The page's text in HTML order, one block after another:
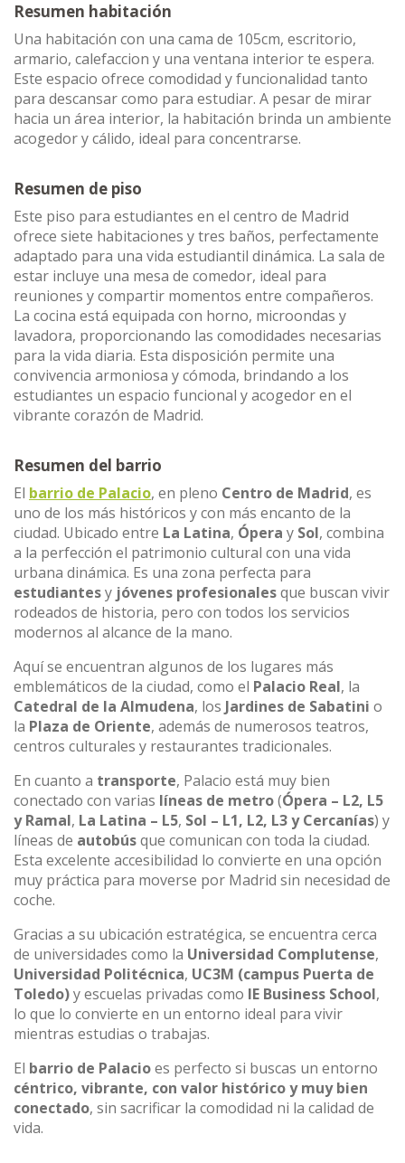
Resumen habitación
Una habitación con una cama de 105cm, escritorio,
armario, calefaccion y una ventana interior te espera.
Este espacio ofrece comodidad y funcionalidad tanto
para descansar como para estudiar. A pesar de mirar
hacia un área interior, la habitación brinda un ambiente
acogedor y cálido, ideal para concentrarse.
Resumen de piso
Este piso para estudiantes en el centro de Madrid
ofrece siete habitaciones y tres baños, perfectamente
adaptado para una vida estudiantil dinámica. La sala de
estar incluye una mesa de comedor, ideal para
reuniones y compartir momentos entre compañeros.
La cocina está equipada con horno, microondas y
lavadora, proporcionando las comodidades necesarias
para la vida diaria. Esta disposición permite una
convivencia armoniosa y cómoda, brindando a los
estudiantes un espacio funcional y acogedor en el
vibrante corazón de Madrid.
Resumen del barrio
El barrio de Palacio, en pleno Centro de Madrid, es
uno de los más históricos y con más encanto de la
ciudad. Ubicado entre La Latina, Ópera y Sol, combina
a la perfección el patrimonio cultural con una vida
urbana dinámica. Es una zona perfecta para
estudiantesy jóvenes profesionalesque buscan vivir
rodeados de historia, pero con todos los servicios
modernos al alcance de la mano.
Aquí se encuentran algunos de los lugares más
emblemáticos de la ciudad, como el Palacio Real, la
Catedral de la Almudena, los Jardines de Sabatini o
la Plaza de Oriente, además de numerosos teatros,
centros culturales y restaurantes tradicionales.
En cuanto a transporte, Palacio está muy bien
conectado con varias líneas de metro(Ópera – L2, L5
y Ramal, La Latina – L5, Sol – L1, L2, L3 y Cercanías) y
líneas de autobúsque comunican con toda la ciudad.
Esta excelente accesibilidad lo convierte en una opción
muy práctica para moverse por Madrid sin necesidad de
coche.
Gracias a su ubicación estratégica, se encuentra cerca
de universidades como la Universidad Complutense,
Universidad Politécnica, UC3M (campus Puerta de
Toledo)y escuelas privadas como IE Business School,
lo que lo convierte en un entorno ideal para vivir
mientras estudias o trabajas.
El barrio de Palacioes perfecto si buscas un entorno
céntrico, vibrante, con valor histórico y muy bien
conectado, sin sacrificar la comodidad ni la calidad de
vida.